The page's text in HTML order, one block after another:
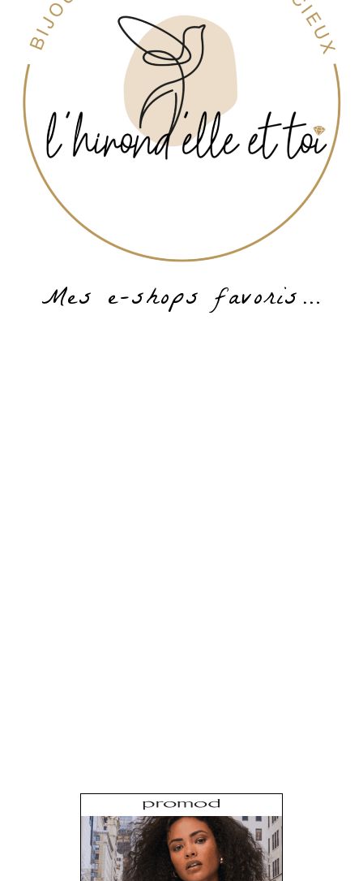
Mes e-shops favoris…